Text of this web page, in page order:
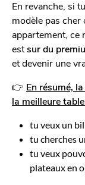
En revanche, si
modèle pas cher
appartement, ce
estsur du
et devenir une
👉 En résumé, la
la meilleure
tu veux un
tu cherches
tu veux
plateaux en